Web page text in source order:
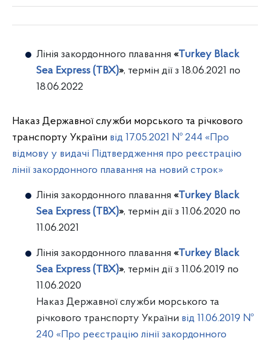
Лінія закордонного плавання «Turkey Black
Sea Express (TBX)», термін дії з 18.06.2021 по
18.06.2022
Наказ Державної служби морського та річкового
транспорту України від 17.05.2021 № 244 «Про
відмову у видачі Підтвердження про реєстрацію
лінії закордонного плавання на новий строк»
Лінія закордонного плавання «Turkey Black
Sea Express (TBX)», термін дії з 11.06.2020 по
11.06.2021
Лінія закордонного плавання «Turkey Black
Sea Express (TBX)», термін дії з 11.06.2019 по
11.06.2020
Наказ Державної служби морського та
річкового транспорту України від 11.06.2019 №
240 «Про реєстрацію лінії закордонного